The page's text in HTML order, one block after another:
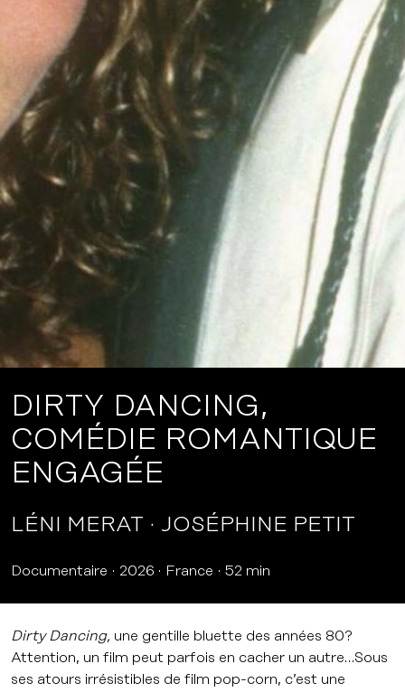
DIRTY DANCING,
COMÉDIE ROMANTIQUE
ENGAGÉE
LÉNI MERAT JOSÉPHINE PETIT
Documentaire 2026 France 52 min
Dirty Dancing, une gentille bluette des années 80?
Attention, un film peut parfois en cacher un autre…Sous
ses atours irrésistibles de film pop-corn, c’est une